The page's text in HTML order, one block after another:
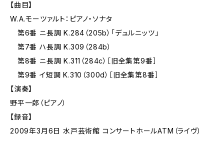
【曲目】
W.A.モーツァルト：ピアノ・ソナタ
第6番 ニ長調 K.284（205b）「デュルニッツ」
第7番 ハ長調 K.309（284b）
第8番 ニ長調 K.311（284c）［旧全集第9番］
第9番 イ短調 K.310（300d）［旧全集第8番］
【演奏】
野平一郎（ピアノ）
【録音】
2009年3月6日 水戸芸術館 コンサートホールATM（ライヴ）